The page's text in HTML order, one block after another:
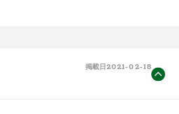
掲載日 2021-02-18